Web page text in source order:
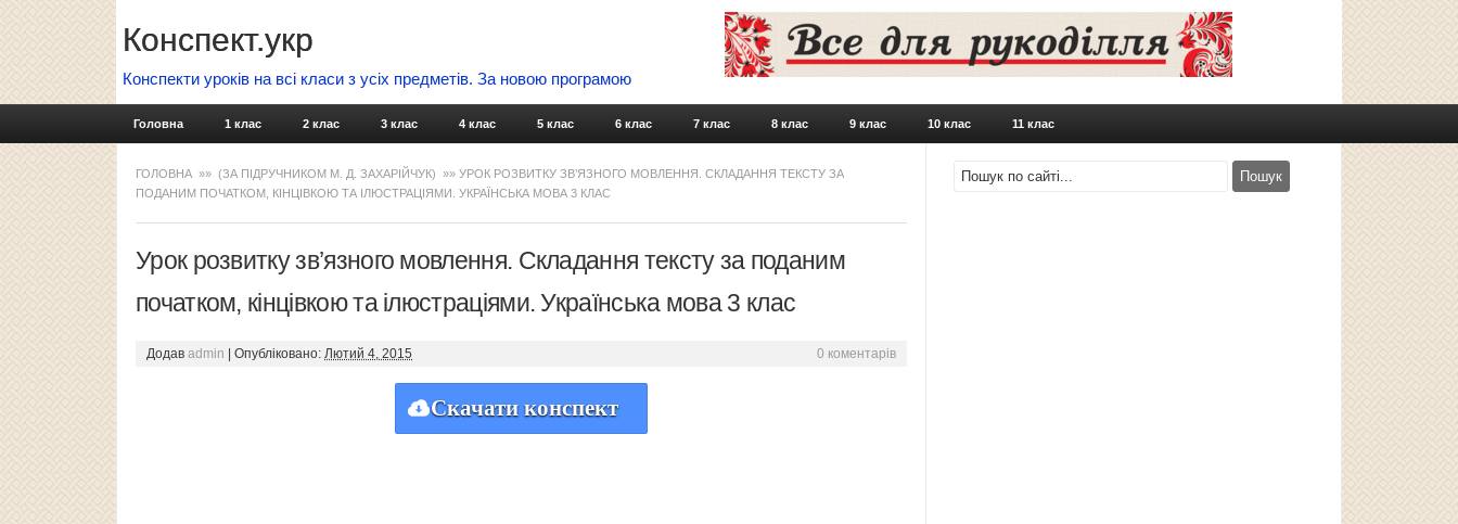
Конспект.укр
Конспекти уроків на всі класи з усіх предметів. За новою програмою
Skip to content
Головна 1 клас 2 клас 3 клас 4 клас 5 клас 6 клас 7 клас 8 клас 9 клас 10 клас 11 клас
ГОЛОВНА »» (ЗА ПІДРУЧНИКОМ М. Д. ЗАХАРІЙЧУК) »» УРОК РОЗВИТКУ ЗВ’ЯЗНОГО МОВЛЕННЯ. СКЛАДАННЯ ТЕКСТУ ЗА
ПОДАНИМ ПОЧАТКОМ, КІНЦІВКОЮ ТА ІЛЮСТРАЦІЯМИ. УКРАЇНСЬКА МОВА 3 КЛАС
Урок розвитку зв’язного мовлення. Складання тексту за поданим
початком, кінцівкою та ілюстраціями. Українська мова 3 клас
Додав admin Опубліковано: Лютий 4, 2015 0 коментарів
Скачати конспект